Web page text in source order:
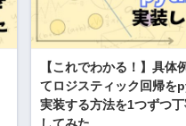
【これでわかる！】具体
てロジスティック回帰を
実装する方法を1つずつ